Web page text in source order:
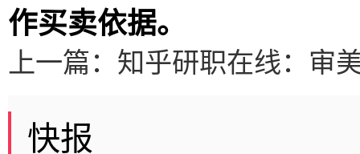
作买卖依据。
上一篇： 知乎研职在线：审
快报